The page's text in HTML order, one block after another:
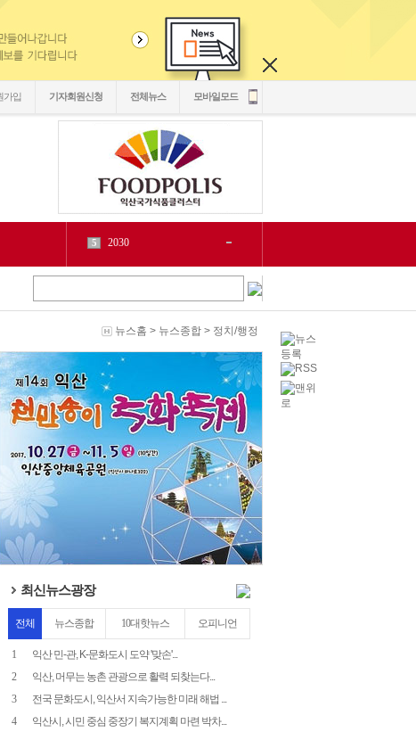
가입 기자회원신청 전체뉴스 모바일모드
5 2030
源
8
泥
5
紐⑦
2
1
cctv
1
LH
1
chlwntjd
4 22 3
뉴스홈 > 뉴스종합 > 정치/행정
최신뉴스광장
전체 뉴스종합 10대핫뉴스 오피니언
1
익산 민-관, K-문화도시 도약 '맞손'...
2
익산, 머무는 농촌 관광으로 활력 되찾는다...
3
전국 문화도시, 익산서 지속가능한 미래 해법 ...
4
익산시, 시민 중심 중장기 복지계획 마련 박차...